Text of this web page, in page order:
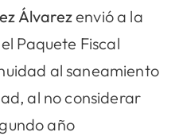
Álvarezenvió a la
Paquete Fiscal
al saneamiento
al no considerar
año